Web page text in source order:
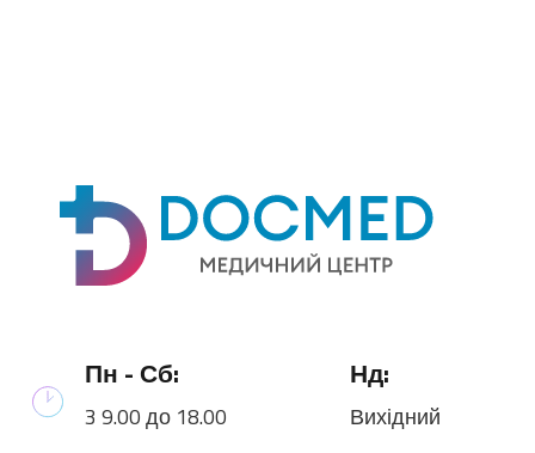
Пн - Сб:
3 9.00 до 18.00
Нд:
Вихідний